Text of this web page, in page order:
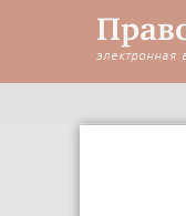
электронная